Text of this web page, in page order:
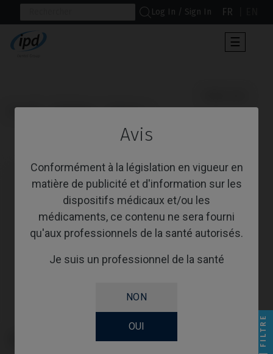
Avis
Conformément à la législation en vigueur en
matière de publicité et d'information sur les
dispositifs médicaux et/ou les
médicaments, ce contenu ne sera fourni
qu'aux professionnels de la santé autorisés.
Je suis un professionnel de la santé
NON
OUI
Log In / Sign In FR
Toggle
☰
Accueil Systèmes Interna
Multi-Unit
FILTRE